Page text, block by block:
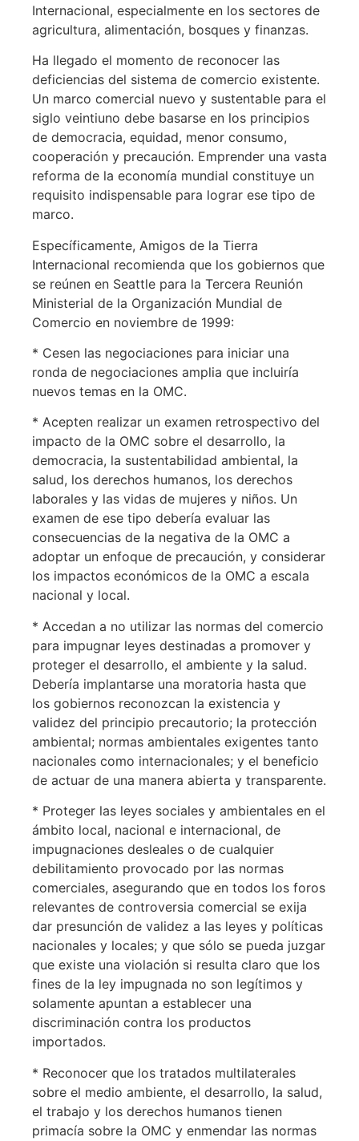
Internacional, especialmente en los sectores de
agricultura, alimentación, bosques y finanzas.
Ha llegado el momento de reconocer las
deficiencias del sistema de comercio existente.
Un marco comercial nuevo y sustentable para el
siglo veintiuno debe basarse en los principios
de democracia, equidad, menor consumo,
cooperación y precaución. Emprender una vasta
reforma de la economía mundial constituye un
requisito indispensable para lograr ese tipo de
marco.
Específicamente, Amigos de la Tierra
Internacional recomienda que los gobiernos que
se reúnen en Seattle para la Tercera Reunión
Ministerial de la Organización Mundial de
Comercio en noviembre de 1999:
* Cesen las negociaciones para iniciar una
ronda de negociaciones amplia que incluiría
nuevos temas en la OMC.
* Acepten realizar un examen retrospectivo del
impacto de la OMC sobre el desarrollo, la
democracia, la sustentabilidad ambiental, la
salud, los derechos humanos, los derechos
laborales y las vidas de mujeres y niños. Un
examen de ese tipo debería evaluar las
consecuencias de la negativa de la OMC a
adoptar un enfoque de precaución, y considerar
los impactos económicos de la OMC a escala
nacional y local.
* Accedan a no utilizar las normas del comercio
para impugnar leyes destinadas a promover y
proteger el desarrollo, el ambiente y la salud.
Debería implantarse una moratoria hasta que
los gobiernos reconozcan la existencia y
validez del principio precautorio; la protección
ambiental; normas ambientales exigentes tanto
nacionales como internacionales; y el beneficio
de actuar de una manera abierta y transparente.
* Proteger las leyes sociales y ambientales en el
ámbito local, nacional e internacional, de
impugnaciones desleales o de cualquier
debilitamiento provocado por las normas
comerciales, asegurando que en todos los foros
relevantes de controversia comercial se exija
dar presunción de validez a las leyes y políticas
nacionales y locales; y que sólo se pueda juzgar
que existe una violación si resulta claro que los
fines de la ley impugnada no son legítimos y
solamente apuntan a establecer una
discriminación contra los productos
importados.
* Reconocer que los tratados multilaterales
sobre el medio ambiente, el desarrollo, la salud,
el trabajo y los derechos humanos tienen
primacía sobre la OMC y enmendar las normas